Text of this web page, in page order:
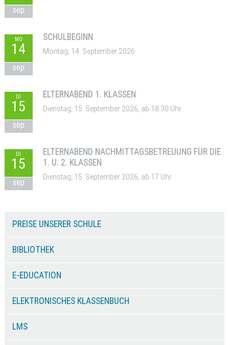
sep
MO
14
sep
SCHULBEGINN
Montag, 14. September 2026
DI
15
sep
ELTERNABEND 1. KLASSEN
Dienstag, 15. September 2026, ab 18:30 Uhr
DI
15
sep
ELTERNABEND NACHMITTAGSBETREUUNG FÜR DIE
1. U. 2. KLASSEN
Dienstag, 15. September 2026, ab 17 Uhr
PREISE UNSERER SCHULE
BIBLIOTHEK
E-EDUCATION
ELEKTRONISCHES KLASSENBUCH
LMS